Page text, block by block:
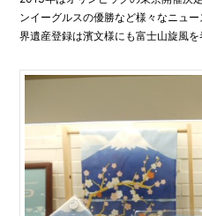
ンイーグルスの優勝など様々なニュ
界遺産登録は濱文様にも富士山旋風を